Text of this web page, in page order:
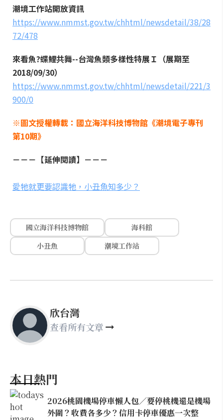
潮境工作站開放資訊
https://www.nmmst.gov.tw/chhtml/newsdetail/38/28
72/478
來看魚?蝶鯉共舞--台灣魚類多樣性特展Ｉ（展期至
2018/09/30）
https://www.nmmst.gov.tw/chhtml/newsdetail/221/3
900/0
※圖文授權轉載：國立海洋科技博物館《潮境電子專刊
第10期》
－－－【延伸閱讀】－－－
愛牠就更要認識牠，小丑魚知多少？
國立海洋科技博物館
海科館
小丑魚
潮境工作站
欣台灣
查看所有文章
本日熱門
2026桃園機場停車懶人包／要停桃機還是機場
外圍？收費各多少？信用卡停車優惠一次整